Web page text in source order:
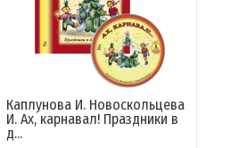
Каплунова И. Новоскольцева
И. Ах, карнавал! Праздники в
д...